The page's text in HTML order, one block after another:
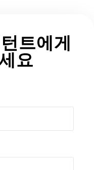
트에게
요